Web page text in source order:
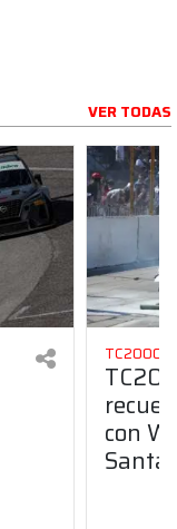
VER TODAS
TC2000
con
Santa